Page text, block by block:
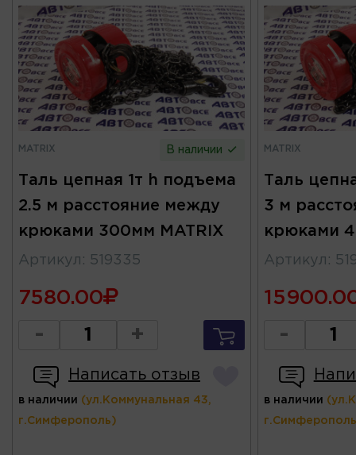
MATRIX В наличии
Таль цепная 1т h подъема
2.5 м расстояние между
крюками 300мм MATRIX
Артикул : 519335
7580.00
- +
Написать отзыв
в наличии (ул.Коммунальная 43,
г.Симферополь)
MATRIX
Таль
3 м
крюками
Артикул :
-
в наличии